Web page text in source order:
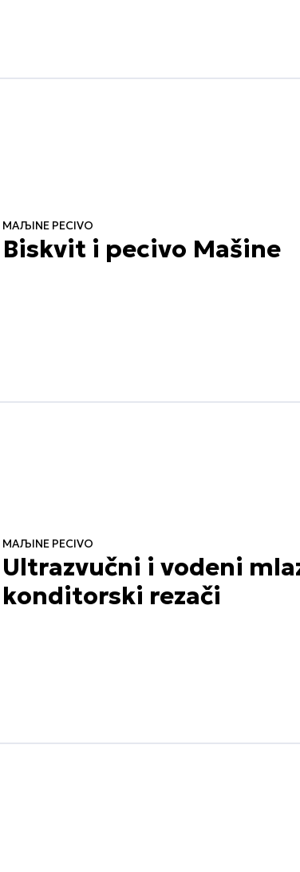
MAЉINE PECIVO
Biskvit i pecivo Mašine
MAЉINE PECIVO
Ultrazvučni i vodeni
konditorski rezači